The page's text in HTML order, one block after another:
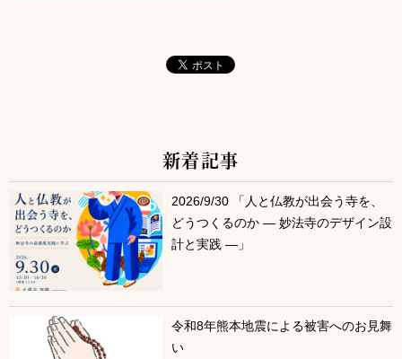
サブコンテンツ
新着記事
2026/9/30 「人と仏教が出会う寺を、
どうつくるのか ― 妙法寺のデザイン設
計と実践 ―」
令和8年熊本地震による被害へのお見舞
い